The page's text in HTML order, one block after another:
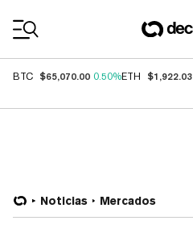
BTC $65,070.00 0.50%ETH $1,922.03
Noticias Mercados